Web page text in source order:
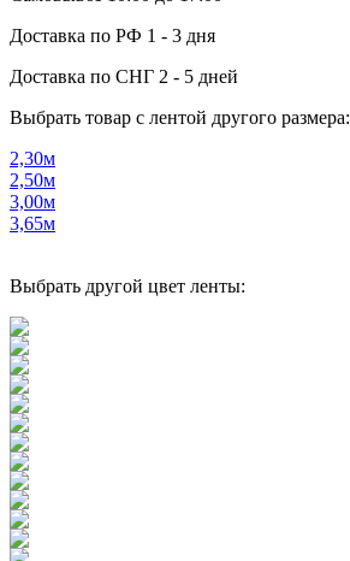
Доставка по РФ 1 - 3 дня
Доставка по СНГ 2 - 5 дней
Выбрать товар с лентой другого размера:
2,30м
2,50м
3,00м
3,65м
Выбрать другой цвет ленты: